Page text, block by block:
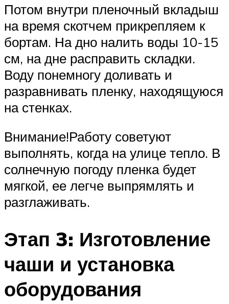
Потом внутри пленочный вкладыш
на время скотчем прикрепляем к
бортам. На дно налить воды 10-15
см, на дне расправить складки.
Воду понемногу доливать и
разравнивать пленку, находящуюся
на стенках.
Внимание!Работу советуют
выполнять, когда на улице тепло. В
солнечную погоду пленка будет
мягкой, ее легче выпрямлять и
разглаживать.
Этап 3: Изготовление
чаши и установка
оборудования